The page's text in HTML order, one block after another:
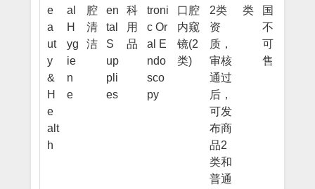
e
a
ut
y
&
H
e
alt
h
al
H
yg
ie
n
e
腔
清
洁
en
tal
S
up
pli
es
科
用
品
troni
c Or
al E
ndo
sco
py
口腔
内窥
镜(2
类)
2类
资
质，
审核
通过
后，
可发
布商
品2
类和
普通
类
国
不
可
售